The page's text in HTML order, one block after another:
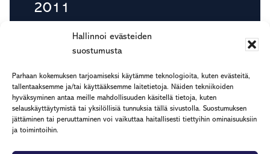
Hallinnoi evästeiden
suostumusta
Parhaan kokemuksen tarjoamiseksi käytämme teknologioita, kuten evästeitä,
tallentaaksemme ja/tai käyttääksemme laitetietoja. Näiden tekniikoiden
hyväksyminen antaa meille mahdollisuuden käsitellä tietoja, kuten
selauskäyttäytymistä tai yksilöllisiä tunnuksia tällä sivustolla. Suostumuksen
jättäminen tai peruuttaminen voi vaikuttaa haitallisesti tiettyihin ominaisuuksiin
ja toimintoihin.
2011
Footer
etu.suku@rapp.fi
puh. 044 7799 277
Rekisteri- ja tietosuojaseloste